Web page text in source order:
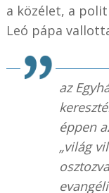
a közélet, a
Leó pápa
az
éppen
„világ